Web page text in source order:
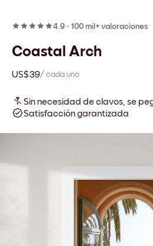
4.9 · 100 mil+ valoraciones
Coastal Arch
US$39/ cada uno
Sin necesidad de clavos, se
Satisfacción garantizada